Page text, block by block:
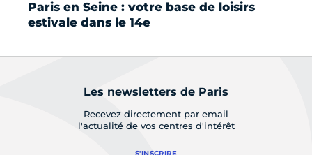
Paris en Seine : votre base de loisirs
estivale dans le 14e
Les newsletters de Paris
Recevez directement par email
l'actualité de vos centres d'intérêt